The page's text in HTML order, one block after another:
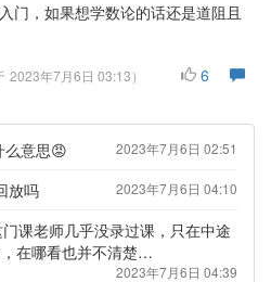
，如果想学数论的话还是道阻且
2023年7月6日 03:13）
6
么意思😡 2023年7月6日 02:51
放吗 2023年7月6日 04:10
门课老师几乎没录过课，只在中途
在哪看也并不清楚…
2023年7月6日 04:39